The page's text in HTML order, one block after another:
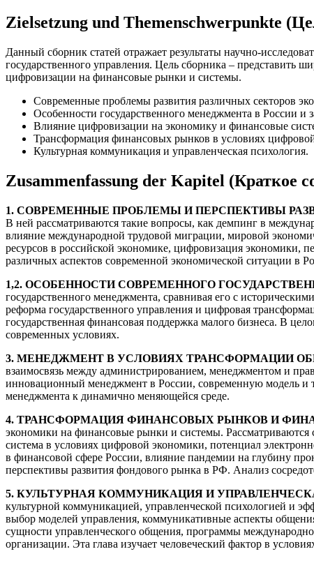
Zielsetzung und Themenschwerpunkte
Данный сборник статей отражает результаты научно-
государственного управления. Цель сборника –
цифровизации на финансовые рынки и системы.
Современные проблемы развития различных секторов
Особенности государственного менеджмента в России и
Влияние цифровизации на экономику и финансовые
Трансформация финансовых рынков в условиях
Культурная коммуникация и управленческая психология.
Zusammenfassung der Kapitel (Краткое
1. СОВРЕМЕННЫЕ ПРОБЛЕМЫ И ПЕРСПЕКТИВЫ
В ней рассматриваются такие вопросы, как демпинг в
влияние международной трудовой миграции, мировой
ресурсов в российской экономике, цифровизация экономики,
различных аспектов современной экономической ситуации в
1,2. ОСОБЕННОСТИ СОВРЕМЕННОГО
государственного менеджмента, сравнивая его с
реформа государственного управления и цифровая
государственная финансовая поддержка малого бизнеса. В
современных условиях.
3. МЕНЕДЖМЕНТ В УСЛОВИЯХ ТРАНСФОРМАЦИИ
взаимосвязь между администрированием, менеджментом и
инновационный менеджмент в России, современную модель и
менеджмента к динамично меняющейся среде.
4. ТРАНСФОРМАЦИЯ ФИНАНСОВЫХ РЫНКОВ И
экономики на финансовые рынки и системы. Рассматриваются
система в условиях цифровой экономики, потенциал
в финансовой сфере России, влияние пандемии на глубину
перспективы развития фондового рынка в РФ. Анализ
5. КУЛЬТУРНАЯ КОММУНИКАЦИЯ И
культурной коммуникацией, управленческой психологией и
выбор моделей управления, коммуникативные аспекты
сущности управленческого общения, программы
организации. Эта глава изучает человеческий фактор в